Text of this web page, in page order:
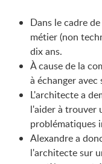
Dans le cadre
métier (non
dix ans.
À cause de la
à échanger avec
L'architecte a
l'aider à trouver
problématiques
Alexandre a
l'architecte sur